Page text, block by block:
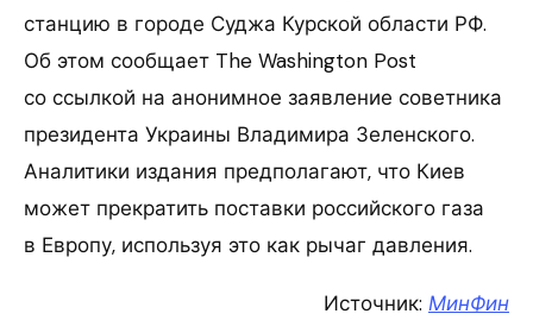
станцию в городе Суджа Курской области РФ.
Об этом сообщает The Washington Post
со ссылкой на анонимное заявление советника
президента Украины Владимира Зеленского.
Аналитики издания предполагают, что Киев
может прекратить поставки российского газа
в Европу, используя это как рычаг давления.
Источник: МинФин